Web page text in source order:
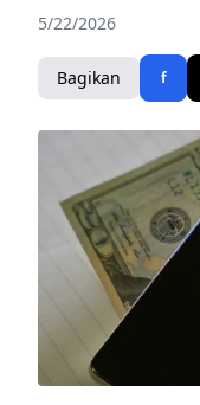
5/22/2026
Bagikan f